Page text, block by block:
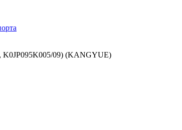
K0JP095K005/09) (KANGYUE)